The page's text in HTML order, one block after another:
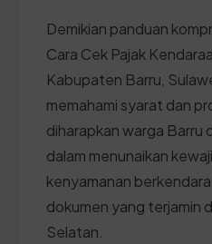
Demikian panduan
Cara Cek Pajak
Kabupaten Barru,
memahami syarat dan
diharapkan warga
dalam menunaikan
kenyamanan
dokumen yang terjamin
Selatan.